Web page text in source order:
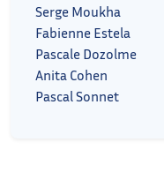
Serge Moukha
Fabienne Estela
Pascale Dozolme
Anita Cohen
Pascal Sonnet